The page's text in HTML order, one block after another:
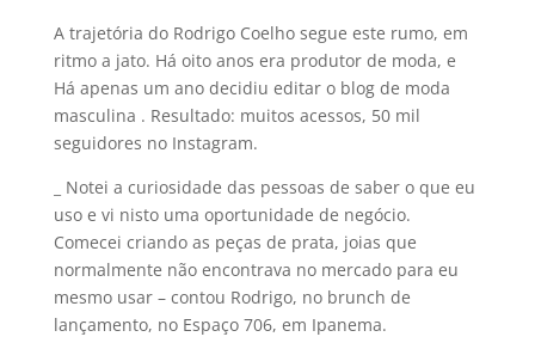
A trajetória do Rodrigo Coelho segue este rumo, em
ritmo a jato. Há oito anos era produtor de moda, e
Há apenas um ano decidiu editar o blog de moda
masculina . Resultado: muitos acessos, 50 mil
seguidores no Instagram.
_ Notei a curiosidade das pessoas de saber o que eu
uso e vi nisto uma oportunidade de negócio.
Comecei criando as peças de prata, joias que
normalmente não encontrava no mercado para eu
mesmo usar – contou Rodrigo, no brunch de
lançamento, no Espaço 706, em Ipanema.